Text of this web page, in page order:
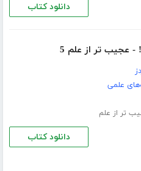
دانلود کتاب
عجیب تر از علم 5
علمی
تر از علم
دانلود کتاب